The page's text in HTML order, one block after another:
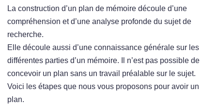
La construction d’un plan de mémoire découle d’une
compréhension et d’une analyse profonde du sujet de
recherche.
Elle découle aussi d’une connaissance générale sur les
différentes parties d’un mémoire. Il n’est pas possible de
concevoir un plan sans un travail préalable sur le sujet.
Voici les étapes que nous vous proposons pour avoir un
plan.